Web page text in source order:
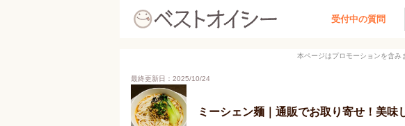
受付中の質問
本ページはプロモーションを含み
最終更新日：2025/10/24
ミーシェン麺｜通販でお取り寄せ！美味